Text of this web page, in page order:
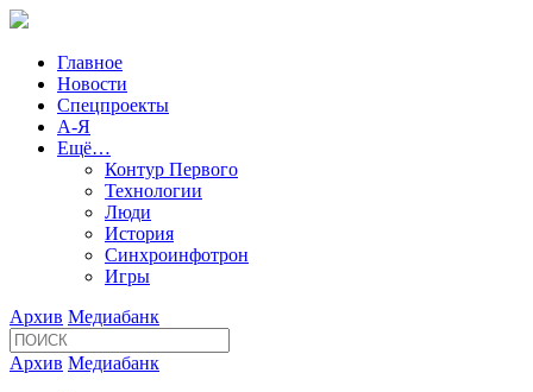
Главное
Новости
Спецпроекты
А-Я
Ещё…
Контур Первого
Технологии
Люди
История
Синхроинфотрон
Игры
Архив Медиабанк
Архив Медиабанк